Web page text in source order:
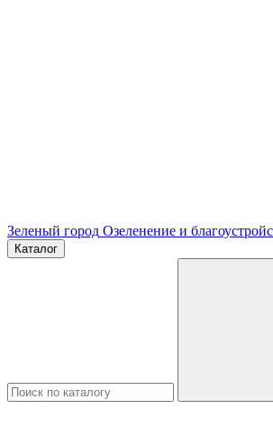
Зеленый город Озеленение и
Каталог